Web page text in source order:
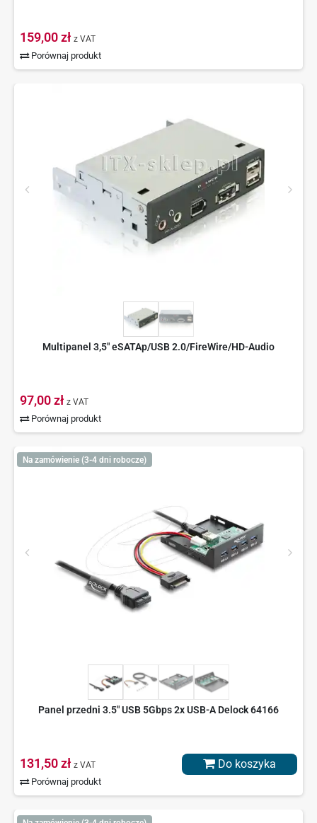
159,00 zł z VAT
Porównaj produkt
Multipanel 3,5" eSATAp/USB 2.0/FireWire/HD-Audio
97,00 zł z VAT
Porównaj produkt
Na zamówienie (3-4 dni robocze)
Panel przedni 3.5" USB 5Gbps 2x USB-A Delock 64166
131,50 zł z VAT
Porównaj produkt
Do koszyka